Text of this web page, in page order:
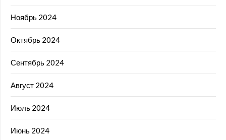
Ноябрь 2024
Октябрь 2024
Сентябрь 2024
Август 2024
Июль 2024
Июнь 2024